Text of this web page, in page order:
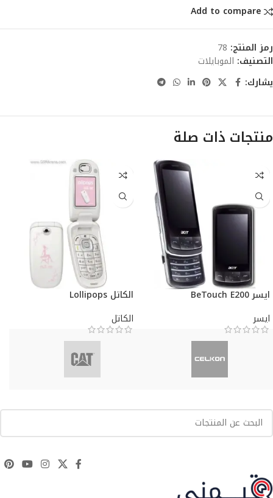
Add to compare
رمز المنتج: 78
التصنيف: الموبايلات
يشارك:
منتجات ذات صلة
ايسر BeTouch E200
ايسر
الكاتل Lollipops
الكاتل